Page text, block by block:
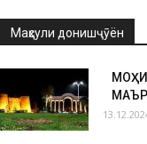
Маҳсули донишҷӯён